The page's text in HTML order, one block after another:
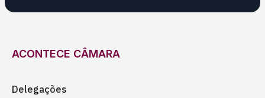
ACONTECE CÂMARA
Delegações